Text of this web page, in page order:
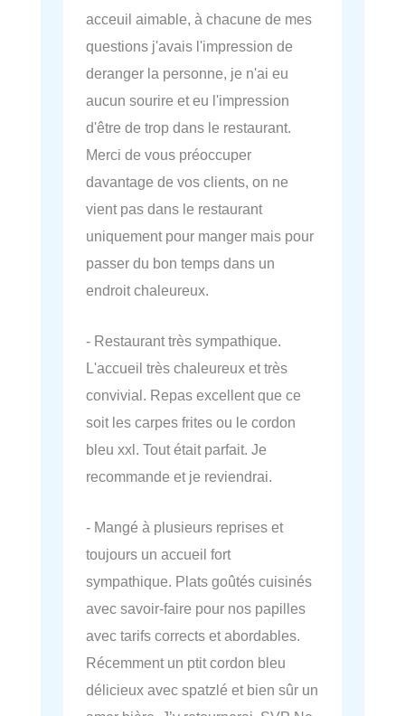
acceuil aimable, à chacune de mes
questions j'avais l'impression de
deranger la personne, je n'ai eu
aucun sourire et eu l'impression
d'être de trop dans le restaurant.
Merci de vous préoccuper
davantage de vos clients, on ne
vient pas dans le restaurant
uniquement pour manger mais pour
passer du bon temps dans un
endroit chaleureux.
- Restaurant très sympathique.
L'accueil très chaleureux et très
convivial. Repas excellent que ce
soit les carpes frites ou le cordon
bleu xxl. Tout était parfait. Je
recommande et je reviendrai.
- Mangé à plusieurs reprises et
toujours un accueil fort
sympathique. Plats goûtés cuisinés
avec savoir-faire pour nos papilles
avec tarifs corrects et abordables.
Récemment un ptit cordon bleu
délicieux avec spatzlé et bien sûr un